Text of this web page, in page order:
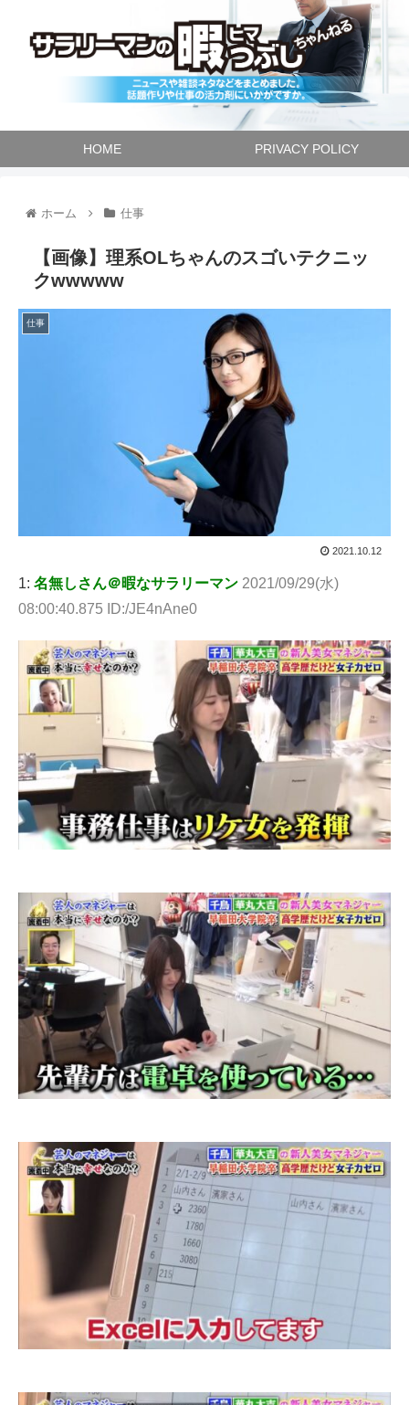
HOME PRIVACY POLICY
ホーム 仕事
【画像】理系OLちゃんのスゴいテクニッ
クwwwww
仕事
2021.10.12
1: 名無しさん＠暇なサラリーマン 2021/09/29(水)
08:00:40.875 ID:/JE4nAne0